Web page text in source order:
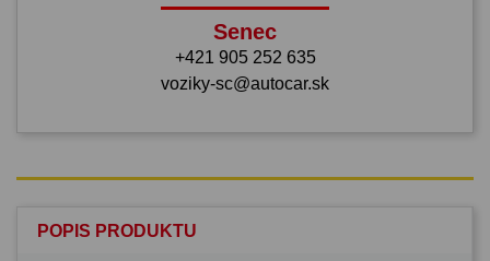
Senec
+421 905 252 635
voziky-sc@autocar.sk
POPIS PRODUKTU